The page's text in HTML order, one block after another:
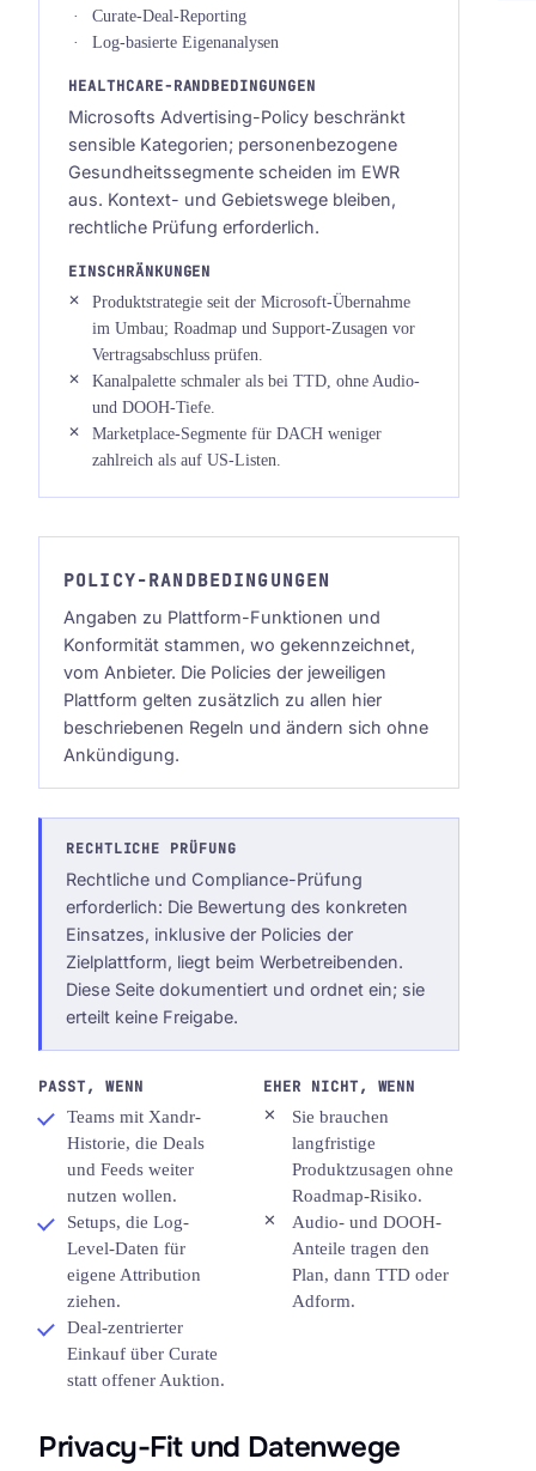
Curate-Deal-Reporting
Log-basierte Eigenanalysen
HEALTHCARE-RANDBEDINGUNGEN
Microsofts Advertising-Policy beschränkt
sensible Kategorien; personenbezogene
Gesundheitssegmente scheiden im EWR
aus. Kontext- und Gebietswege bleiben,
rechtliche Prüfung erforderlich.
EINSCHRÄNKUNGEN
Produktstrategie seit der Microsoft-Übernahme
im Umbau; Roadmap und Support-Zusagen vor
Vertragsabschluss prüfen.
Kanalpalette schmaler als bei TTD, ohne Audio-
und DOOH-Tiefe.
Marketplace-Segmente für DACH weniger
zahlreich als auf US-Listen.
POLICY-RANDBEDINGUNGEN
Angaben zu Plattform-Funktionen und
Konformität stammen, wo gekennzeichnet,
vom Anbieter. Die Policies der jeweiligen
Plattform gelten zusätzlich zu allen hier
beschriebenen Regeln und ändern sich ohne
Ankündigung.
RECHTLICHE PRÜFUNG
Rechtliche und Compliance-Prüfung
erforderlich: Die Bewertung des konkreten
Einsatzes, inklusive der Policies der
Zielplattform, liegt beim Werbetreibenden.
Diese Seite dokumentiert und ordnet ein; sie
erteilt keine Freigabe.
PASST, WENN
Teams mit Xandr-
Historie, die Deals
und Feeds weiter
nutzen wollen.
Setups, die Log-
Level-Daten für
eigene Attribution
ziehen.
Deal-zentrierter
Einkauf über Curate
statt offener Auktion.
EHER NICHT, WENN
Sie brauchen
langfristige
Produktzusagen ohne
Roadmap-Risiko.
Audio- und DOOH-
Anteile tragen den
Plan, dann TTD oder
Adform.
Privacy-Fit und Datenwege